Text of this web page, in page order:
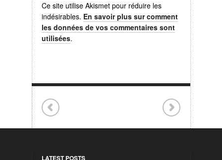
Ce site utilise Akismet pour réduire les
indésirables. En savoir plus sur comment
les données de vos commentaires sont
utilisées.